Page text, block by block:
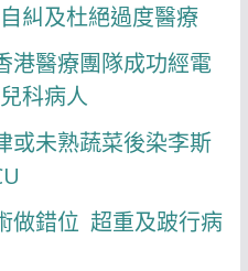
糾及杜絕過度醫療
港醫療團隊成功經電
科病人
或未熟蔬菜後染李斯
做錯位 超重及跛行病